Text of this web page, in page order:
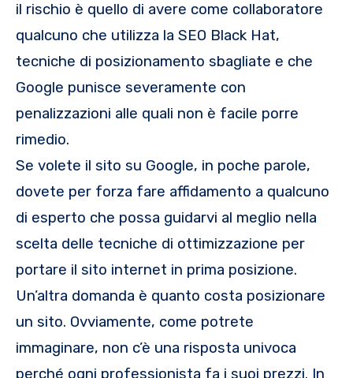
il rischio è quello di avere come collaboratore
qualcuno che utilizza la SEO Black Hat,
tecniche di posizionamento sbagliate e che
Google punisce severamente con
penalizzazioni alle quali non è facile porre
rimedio.
Se volete il sito su Google, in poche parole,
dovete per forza fare affidamento a qualcuno
di esperto che possa guidarvi al meglio nella
scelta delle tecniche di ottimizzazione per
portare il sito internet in prima posizione.
Un’altra domanda è quanto costa posizionare
un sito. Ovviamente, come potrete
immaginare, non c’è una risposta univoca
perché ogni professionista fa i suoi prezzi. In